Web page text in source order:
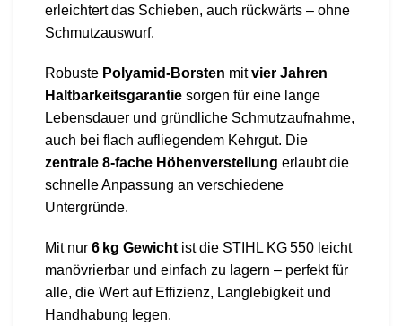
erleichtert das Schieben, auch rückwärts – ohne
Schmutzauswurf.
Robuste Polyamid-Borsten mitvier Jahren
Haltbarkeitsgarantie sorgen für eine lange
Lebensdauer und gründliche Schmutzaufnahme,
auch bei flach aufliegendem Kehrgut. Die
zentrale 8-fache Höhenverstellung erlaubt die
schnelle Anpassung an verschiedene
Untergründe.
Mit nur 6 kg Gewichtist die STIHL KG 550 leicht
manövrierbar und einfach zu lagern – perfekt für
alle, die Wert auf Effizienz, Langlebigkeit und
Handhabung legen.